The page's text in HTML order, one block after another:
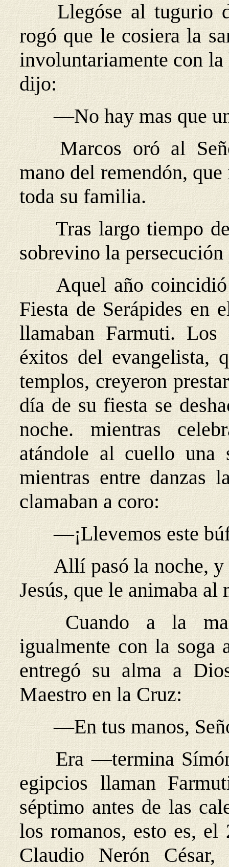
Llegóse al tugurio
rogó que le cosiera la
involuntariamente con
dijo:
—No hay mas que
Marcos oró al
mano del remendón,
toda su familia.
Tras largo tiempo
sobrevino la
Aquel año
Fiesta de Serápides en
llamaban Farmuti. Los
éxitos del evangelista,
templos, creyeron
día de su fiesta se
noche. mientras
atándole al cuello
mientras entre danzas
clamaban a coro:
—¡Llevemos este
Allí pasó la noche, y
Jesús, que le animaba al
Cuando a la
igualmente con la
entregó su alma a
Maestro en la Cruz:
—En tus manos,
Era —termina
egipcios llaman
séptimo antes de las
los romanos, esto es,
Claudio Nerón César,